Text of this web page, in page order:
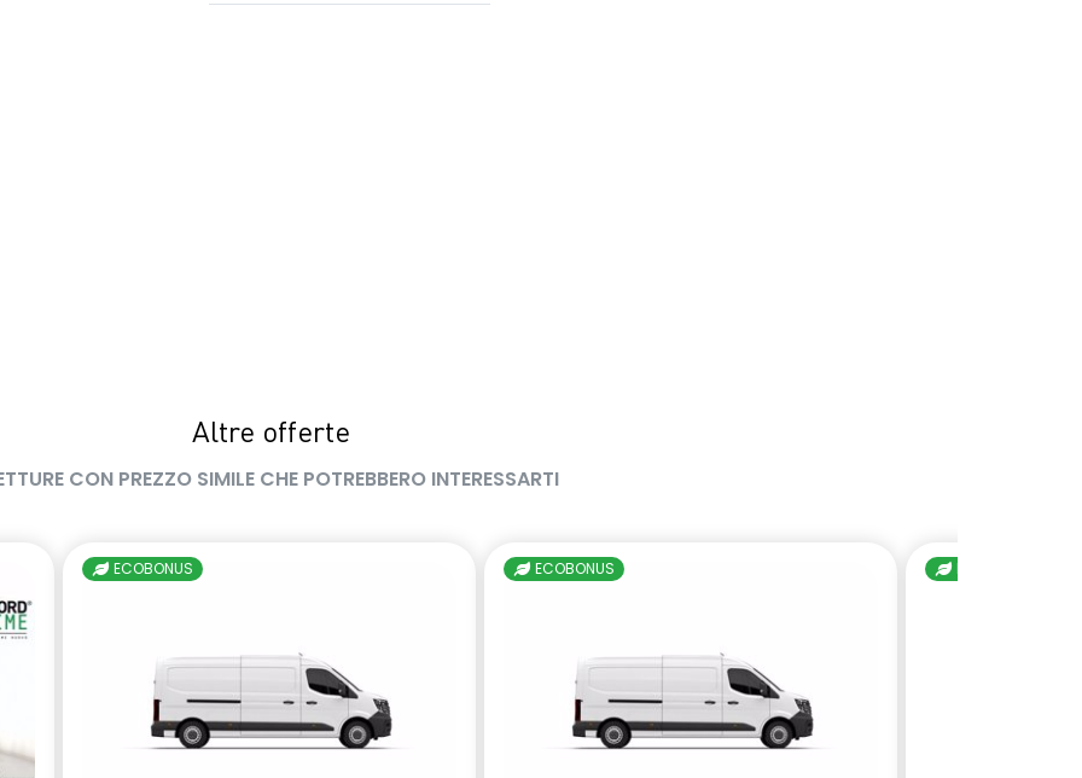
Altre offerte
CON PREZZO SIMILE CHE POTREBBERO INTERESSARTI
ECOBONUS ECOBONUS ECOBONUS